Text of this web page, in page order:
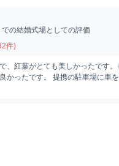
での結婚式場としての評価
件)
、紅葉がとても美しかったです
かったです。 提携の駐車場に車